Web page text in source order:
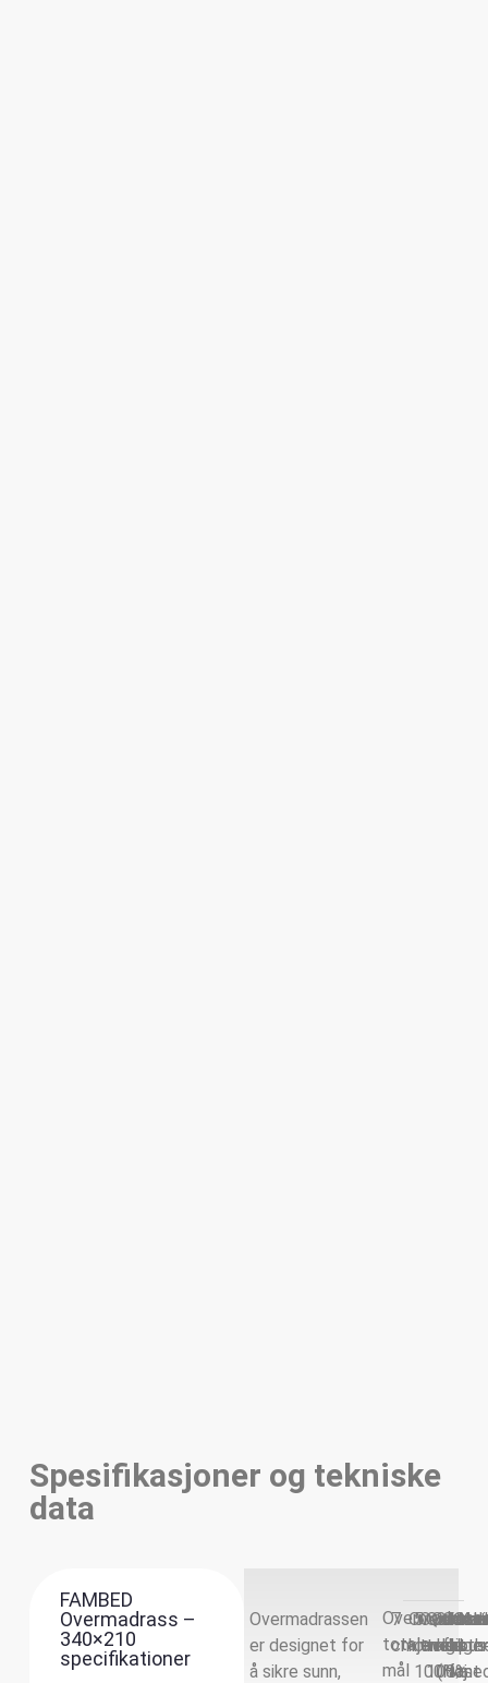
Spesifikasjoner og tekniske
data
FAMBED
Overmadrass –
340×210
specifikationer
Overmadrassen
er designet for
å sikre sunn,
totale
mål
7
cmkjerne
5
cm
100%
trekk
Quiltet
trekk:
100%
vekt
36.4
kg
(Høj
til
fast